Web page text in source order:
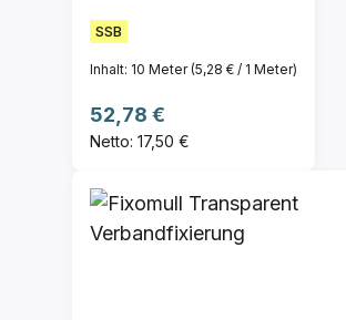
SSB
Inhalt: 10 Meter(5,28 € / 1 Meter)
Regulärer Preis:
52,78 €
Netto: 17,50 €